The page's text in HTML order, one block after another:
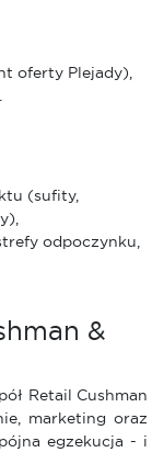
oferty Plejady),
(sufity,
odpoczynku,
&
Retail Cushman
marketing oraz
egzekucja - i